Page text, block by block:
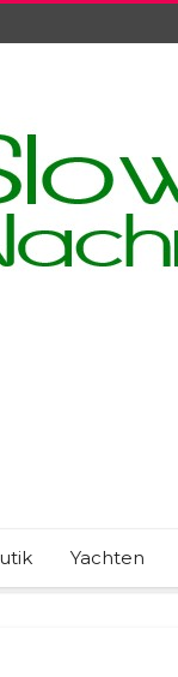
Yachten